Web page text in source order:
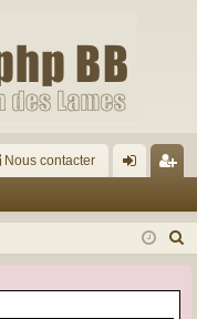
Nous contacter
ne
on
nr
ist